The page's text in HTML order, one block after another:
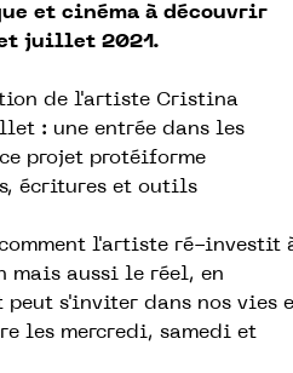
et cinéma à découvrir
juillet 2021.
de l'artiste Cristina
: une entrée dans les
projet protéiforme
écritures et outils
l'artiste ré-investit
aussi le réel, en
s'inviter dans nos vies
les mercredi, samedi et